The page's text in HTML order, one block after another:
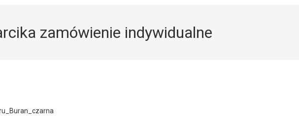
zamówienie indywidualne